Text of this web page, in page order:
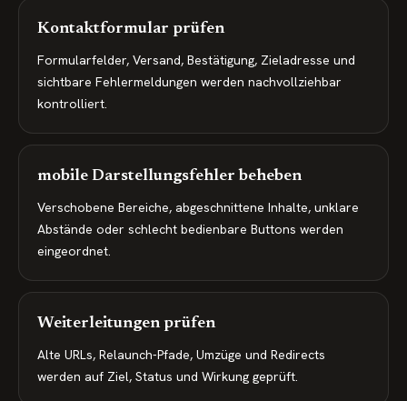
Kontaktformular prüfen
Formularfelder, Versand, Bestätigung, Zieladresse und
sichtbare Fehlermeldungen werden nachvollziehbar
kontrolliert.
mobile Darstellungsfehler beheben
Verschobene Bereiche, abgeschnittene Inhalte, unklare
Abstände oder schlecht bedienbare Buttons werden
eingeordnet.
Weiterleitungen prüfen
Alte URLs, Relaunch-Pfade, Umzüge und Redirects
werden auf Ziel, Status und Wirkung geprüft.